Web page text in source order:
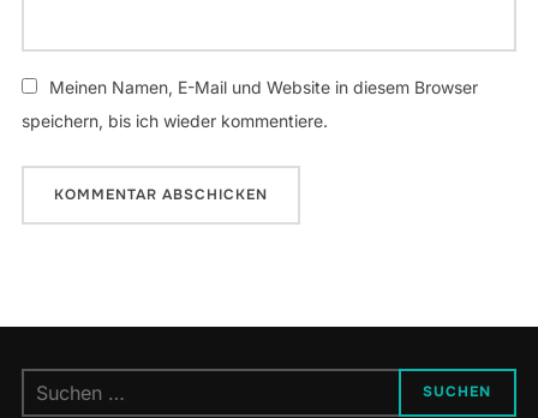
Meinen Namen, E-Mail und Website in diesem Browser
speichern, bis ich wieder kommentiere.
nach:
SUCHEN